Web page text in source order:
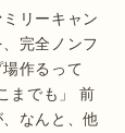
リーキャン
完全ノンフ
作るって
までも」 前
なんと、他